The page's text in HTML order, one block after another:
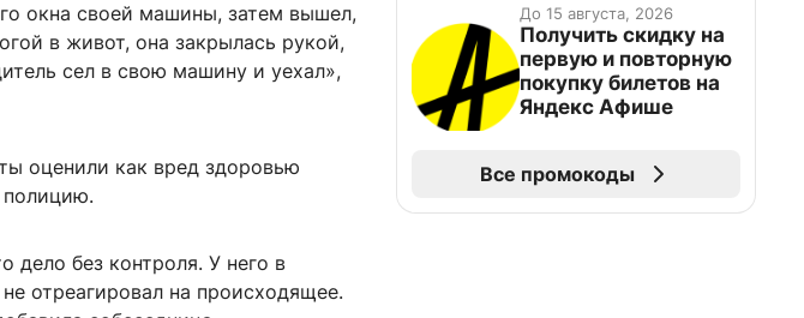
окна своей машины, затем вышел,
в живот, она закрылась рукой,
сел в свою машину и уехал»,
оценили как вред здоровью
полицию.
дело без контроля. У него в
отреагировал на происходящее.
До 15 августа, 2026
Получить скидку на
первую и повторную
покупку билетов на
Яндекс Афише
Все промокоды